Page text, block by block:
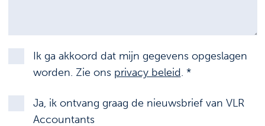
Ik ga akkoord dat mijn gegevens opgeslagen
worden. Zie ons privacy beleid. *
Ja, ik ontvang graag de nieuwsbrief van VLR
Accountants